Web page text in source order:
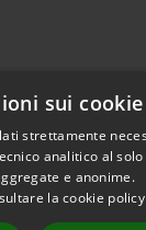
sui cookie
strettamente
analitico al
e anonime.
la cookie